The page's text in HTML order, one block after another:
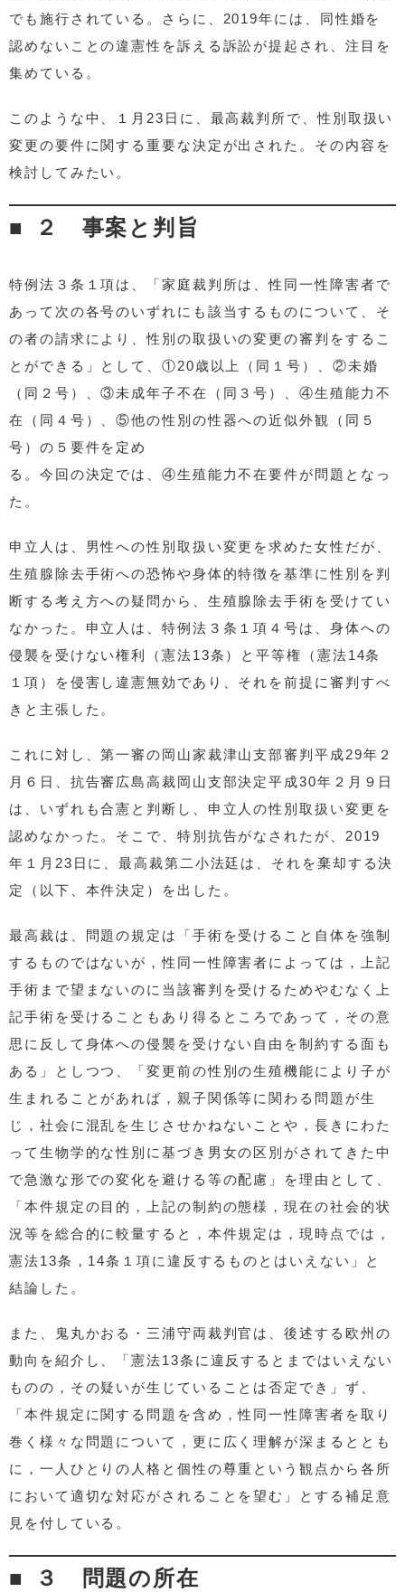
でも施行されている。さらに、2019年には、同性婚を
認めないことの違憲性を訴える訴訟が提起され、注目を
集めている。
このような中、１月23日に、最高裁判所で、性別取扱い
変更の要件に関する重要な決定が出された。その内容を
検討してみたい。
２ 事案と判旨
特例法３条１項は、「家庭裁判所は、性同一性障害者で
あって次の各号のいずれにも該当するものについて、そ
の者の請求により、性別の取扱いの変更の審判をするこ
とができる」として、①20歳以上（同１号）、②未婚
（同２号）、③未成年子不在（同３号）、④生殖能力不
在（同４号）、⑤他の性別の性器への近似外観（同５
号）の５要件を定め
る。今回の決定では、④生殖能力不在要件が問題となっ
た。
申立人は、男性への性別取扱い変更を求めた女性だが、
生殖腺除去手術への恐怖や身体的特徴を基準に性別を判
断する考え方への疑問から、生殖腺除去手術を受けてい
なかった。申立人は、特例法３条１項４号は、身体への
侵襲を受けない権利（憲法13条）と平等権（憲法14条
１項）を侵害し違憲無効であり、それを前提に審判すべ
きと主張した。
これに対し、第一審の岡山家裁津山支部審判平成29年２
月６日、抗告審広島高裁岡山支部決定平成30年２月９日
は、いずれも合憲と判断し、申立人の性別取扱い変更を
認めなかった。そこで、特別抗告がなされたが、2019
年１月23日に、最高裁第二小法廷は、それを棄却する決
定（以下、本件決定）を出した。
最高裁は、問題の規定は「手術を受けること自体を強制
するものではないが，性同一性障害者によっては，上記
手術まで望まないのに当該審判を受けるためやむなく上
記手術を受けることもあり得るところであって，その意
思に反して身体への侵襲を受けない自由を制約する面も
ある」としつつ、「変更前の性別の生殖機能により子が
生まれることがあれば，親子関係等に関わる問題が生
じ，社会に混乱を生じさせかねないことや，長きにわた
って生物学的な性別に基づき男女の区別がされてきた中
で急激な形での変化を避ける等の配慮」を理由として、
「本件規定の目的，上記の制約の態様，現在の社会的状
況等を総合的に較量すると，本件規定は，現時点では，
憲法13条，14条１項に違反するものとはいえない」と
結論した。
また、鬼丸かおる・三浦守両裁判官は、後述する欧州の
動向を紹介し、「憲法13条に違反するとまではいえない
ものの，その疑いが生じていることは否定でき」ず、
「本件規定に関する問題を含め，性同一性障害者を取り
巻く様々な問題について，更に広く理解が深まるととも
に，一人ひとりの人格と個性の尊重という観点から各所
において適切な対応がされることを望む」とする補足意
見を付している。
３ 問題の所在